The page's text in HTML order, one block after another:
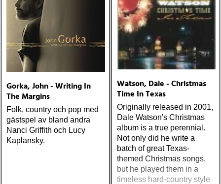
Gorka, John - Writing In
The Margins
Folk, country och pop med
gästspel av bland andra
Nanci Griffith och Lucy
Kaplansky.
Watson, Dale - Christmas
Time In Texas
Originally released in 2001,
Dale Watson's Christmas
album is a true perennial.
Not only did he write a
batch of great Texas-
themed Christmas songs,
but he played them in a
timeless hard-country style